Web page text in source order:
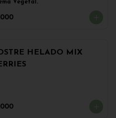
Vegetal.
HELADO MIX